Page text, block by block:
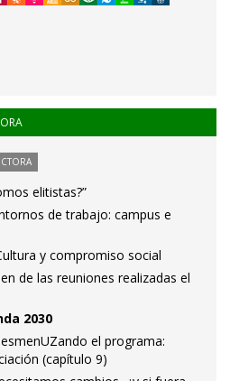
elitistas?”
de trabajo: campus e
y compromiso social
de las reuniones realizadas el
2030
el programa:
(capítulo 9)